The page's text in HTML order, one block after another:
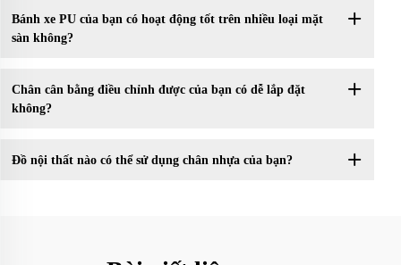
Bánh xe PU của bạn có hoạt động tốt trên nhiều loại mặt
sàn không?
Chân cân bằng điều chỉnh được của bạn có dễ lắp đặt
không?
Đồ nội thất nào có thể sử dụng chân nhựa của bạn?